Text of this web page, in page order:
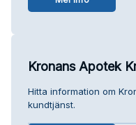
Kronans Apotek
Hitta information om
kundtjänst.